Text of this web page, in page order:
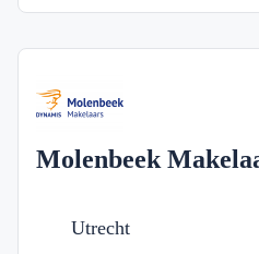
Molenbeek
Utrecht